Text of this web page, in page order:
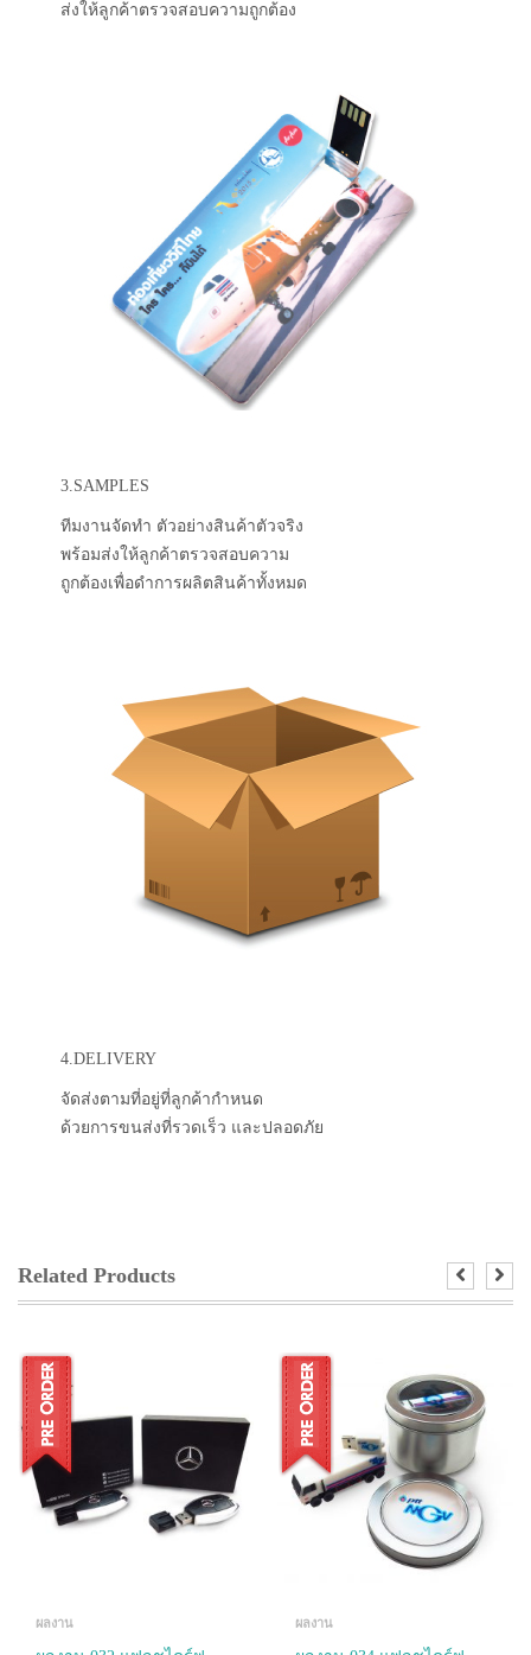
ส่งให้ลูกค้าตรวจสอบความถูกต้อง
3.SAMPLES
ทีมงานจัดทำ ตัวอย่างสินค้าตัวจริง
พร้อมส่งให้ลูกค้าตรวจสอบความ
ถูกต้องเพื่อดำการผลิตสินค้าทั้งหมด
4.DELIVERY
จัดส่งตามที่อยู่ที่ลูกค้ากำหนด
ด้วยการขนส่งที่รวดเร็ว และปลอดภัย
Related Products
ผลงาน ผลงาน